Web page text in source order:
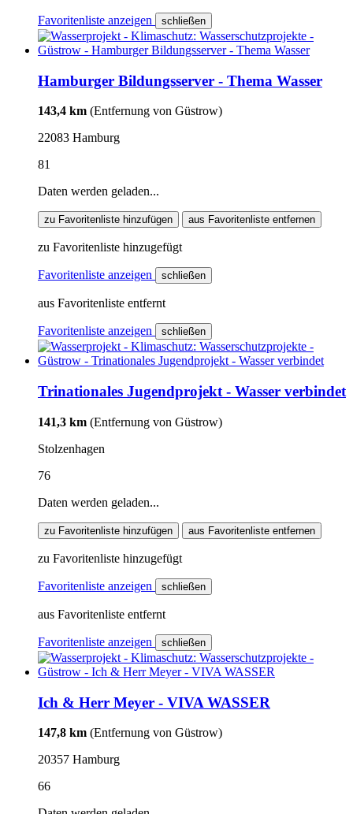
Favoritenliste anzeigen schließen
Hamburger Bildungsserver - Thema Wasser
143,4 km (Entfernung von Güstrow)
22083 Hamburg
81
Daten werden geladen...
zu Favoritenliste hinzufügen aus Favoritenliste entfernen
zu Favoritenliste hinzugefügt
Favoritenliste anzeigen schließen
aus Favoritenliste entfernt
Favoritenliste anzeigen schließen
Trinationales Jugendprojekt - Wasser verbindet
141,3 km (Entfernung von Güstrow)
Stolzenhagen
76
Daten werden geladen...
zu Favoritenliste hinzufügen aus Favoritenliste entfernen
zu Favoritenliste hinzugefügt
Favoritenliste anzeigen schließen
aus Favoritenliste entfernt
Favoritenliste anzeigen schließen
Ich & Herr Meyer - VIVA WASSER
147,8 km (Entfernung von Güstrow)
20357 Hamburg
66